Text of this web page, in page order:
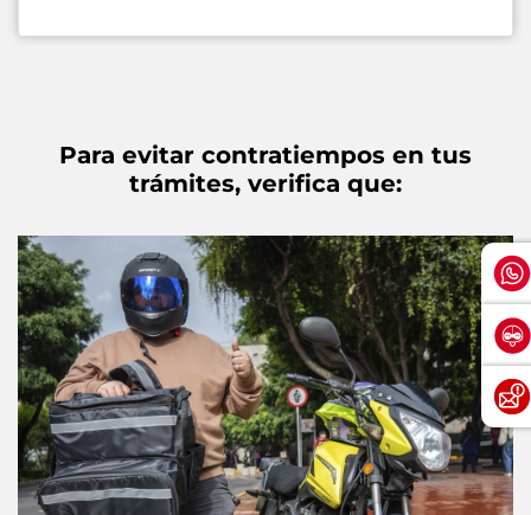
Para evitar contratiempos en tus
trámites, verifica que: